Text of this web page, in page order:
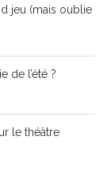
jeu (mais oublie
de l’été ?
le théâtre